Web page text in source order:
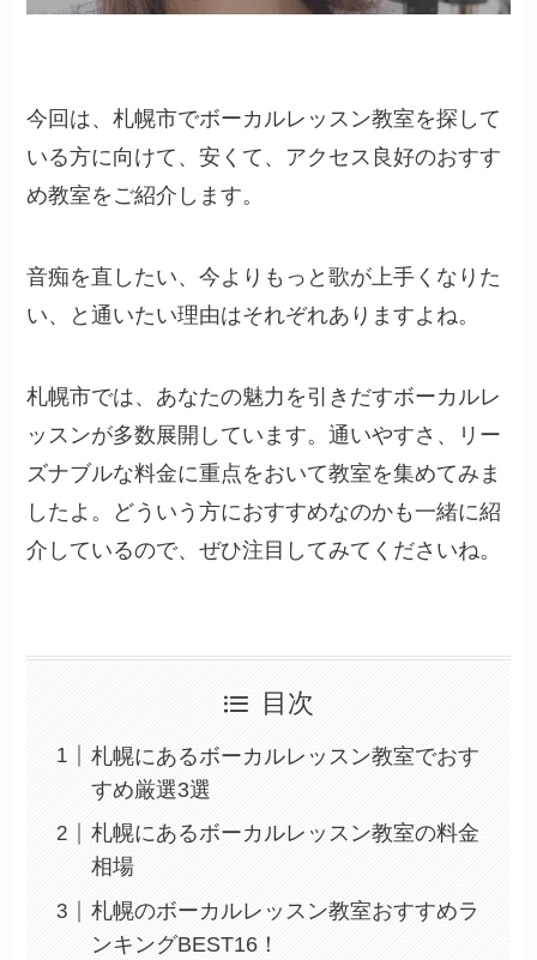
今回は、札幌市でボーカルレッスン教室を探して
いる方に向けて、安くて、アクセス良好のおすす
め教室をご紹介します。
音痴を直したい、今よりもっと歌が上手くなりた
い、と通いたい理由はそれぞれありますよね。
札幌市では、あなたの魅力を引きだすボーカルレ
ッスンが多数展開しています。通いやすさ、リー
ズナブルな料金に重点をおいて教室を集めてみま
したよ。どういう方におすすめなのかも一緒に紹
介しているので、ぜひ注目してみてくださいね。
目次
札幌にあるボーカルレッスン教室でおす
すめ厳選3選
札幌にあるボーカルレッスン教室の料金
相場
札幌のボーカルレッスン教室おすすめラ
ンキングBEST16！